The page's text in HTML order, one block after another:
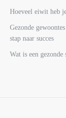
Hoeveel eiwit heb
Gezonde
stap naar succes
Wat is een gezonde